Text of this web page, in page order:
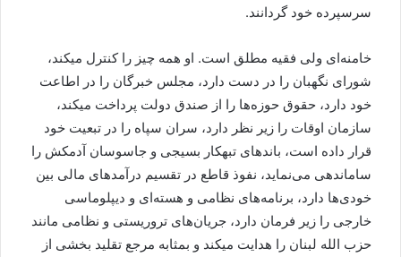
سرسپرده خود گردانند.
خامنه‌ای ولی فقیه مطلق است. او همه چیز را کنترل میکند،
شورای نگهبان را در دست دارد، مجلس خبرگان را در اطاعت
خود دارد، حقوق حوزه‌ها را از صندق دولت پرداخت میکند،
سازمان اوقات را زیر نظر دارد، سران سپاه را در تبعیت خود
قرار داده است، باندهای تبهکار بسیجی و جاسوسان آدمکش را
ساماندهی می‌نماید، نفوذ قاطع در تقسیم درآمدهای مالی بین
خودی‌ها دارد، برنامه‌های نظامی و هسته‌ای و دیپلوماسی
خارجی را زیر فرمان دارد، جریان‌های تروریستی و نظامی مانند
حزب الله لبنان را هدایت میکند و بمثابه مرجع تقلید بخشی از